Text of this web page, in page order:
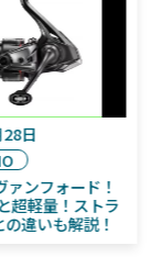
ス
のまま
との
シマノ
自重
ディック